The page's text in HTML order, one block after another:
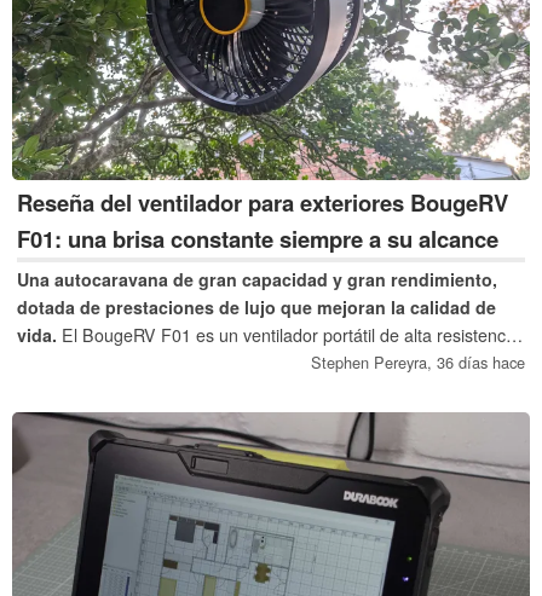
Reseña del ventilador para exteriores BougeRV
F01: una brisa constante siempre a su alcance
Una autocaravana de gran capacidad y gran rendimiento,
dotada de prestaciones de lujo que mejoran la calidad de
vida. El BougeRV F01 es un ventilador portátil de alta resistencia
que cuenta con una gran batería interna de 20 000 mAh y un
ventiladores portátiles estándar en cuanto a velocidad de aire
bruta, se adapta con facilidad a entornos al aire libre.
Stephen Pereyra, 36 días hace